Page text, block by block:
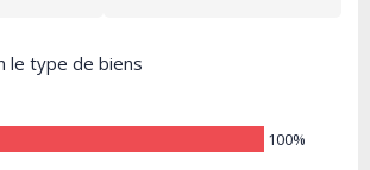
le type de biens
100%